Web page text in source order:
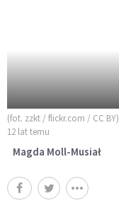
(fot. zzkt / flickr.com / CC BY)
12 lat temu
Magda Moll-Musiał